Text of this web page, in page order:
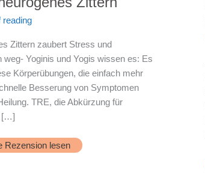
reading
Zittern zaubert Stress und
weg- Yoginis und Yogis wissen es: Es
Körperübungen, die einfach mehr
Besserung von Symptomen
TRE, die Abkürzung für
[…]
Rezension lesen